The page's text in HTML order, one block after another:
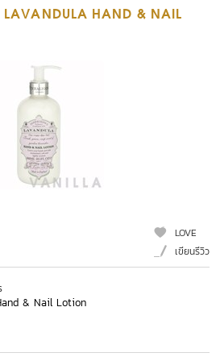
LAVANDULA HAND & NAIL
LOVE
เขียนรีวิว
& Nail Lotion